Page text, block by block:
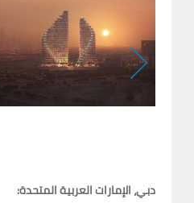
دبي، الإمارات العربية المتحدة: